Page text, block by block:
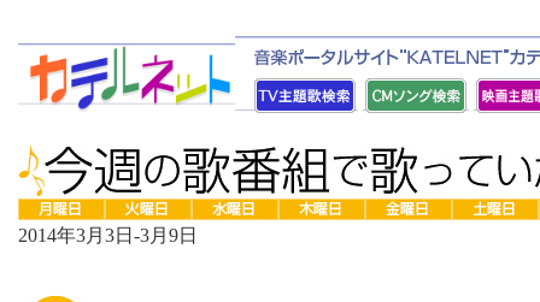
2014年3月3日-3月9日